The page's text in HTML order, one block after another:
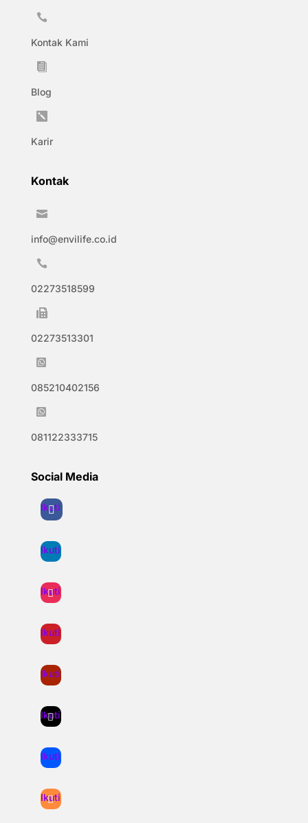

Kontak Kami

Blog

Karir
Kontak

info@envilife.co.id

02273518599

02273513301

085210402156

081122333715
Social Media
Ikuti
Ikuti
Ikuti
Ikuti
Ikuti
Ikuti
Ikuti
Ikuti